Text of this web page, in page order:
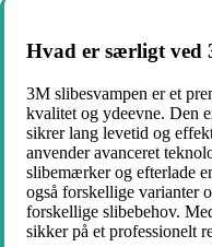
Hvad er særligt ved
3M slibesvampen er et
kvalitet og ydeevne. Den
sikrer lang levetid og
anvender avanceret
slibemærker og efterlade
også forskellige varianter
forskellige slibebehov.
sikker på et professionelt